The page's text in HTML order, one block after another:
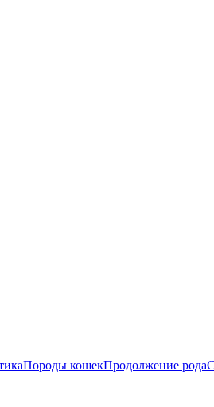
Породы кошекПродолжение рода